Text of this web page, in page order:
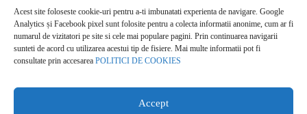
Acest site foloseste cookie-uri pentru a-ti imbunatati experienta de navigare. Google
Analytics și Facebook pixel sunt folosite pentru a colecta informatii anonime, cum ar fi
numarul de vizitatori pe site si cele mai populare pagini. Prin continuarea navigarii
sunteti de acord cu utilizarea acestui tip de fisiere. Mai multe informatii pot fi
consultate prin accesarea POLITICI DE COOKIES
Accept
POLITICĂ DE CONFIDENȚIALITATE
Politica de cookies